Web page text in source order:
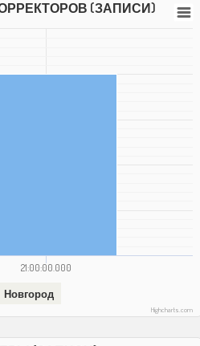
(ЗАПИСИ)
21:00:00.000
Новгород
Highcharts.com